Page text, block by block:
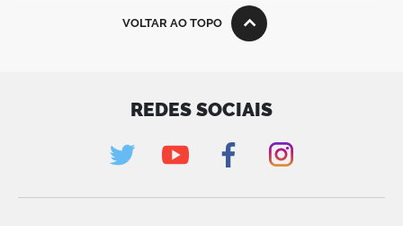
VOLTAR AO TOPO
REDES SOCIAIS